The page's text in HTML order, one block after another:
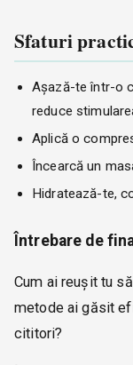
Sfaturi
Așază-te într-o
reduce
Aplică o
Încearcă un
Hidratează-te,
Întrebare de
Cum ai reușit tu
metode ai găsit
cititori?